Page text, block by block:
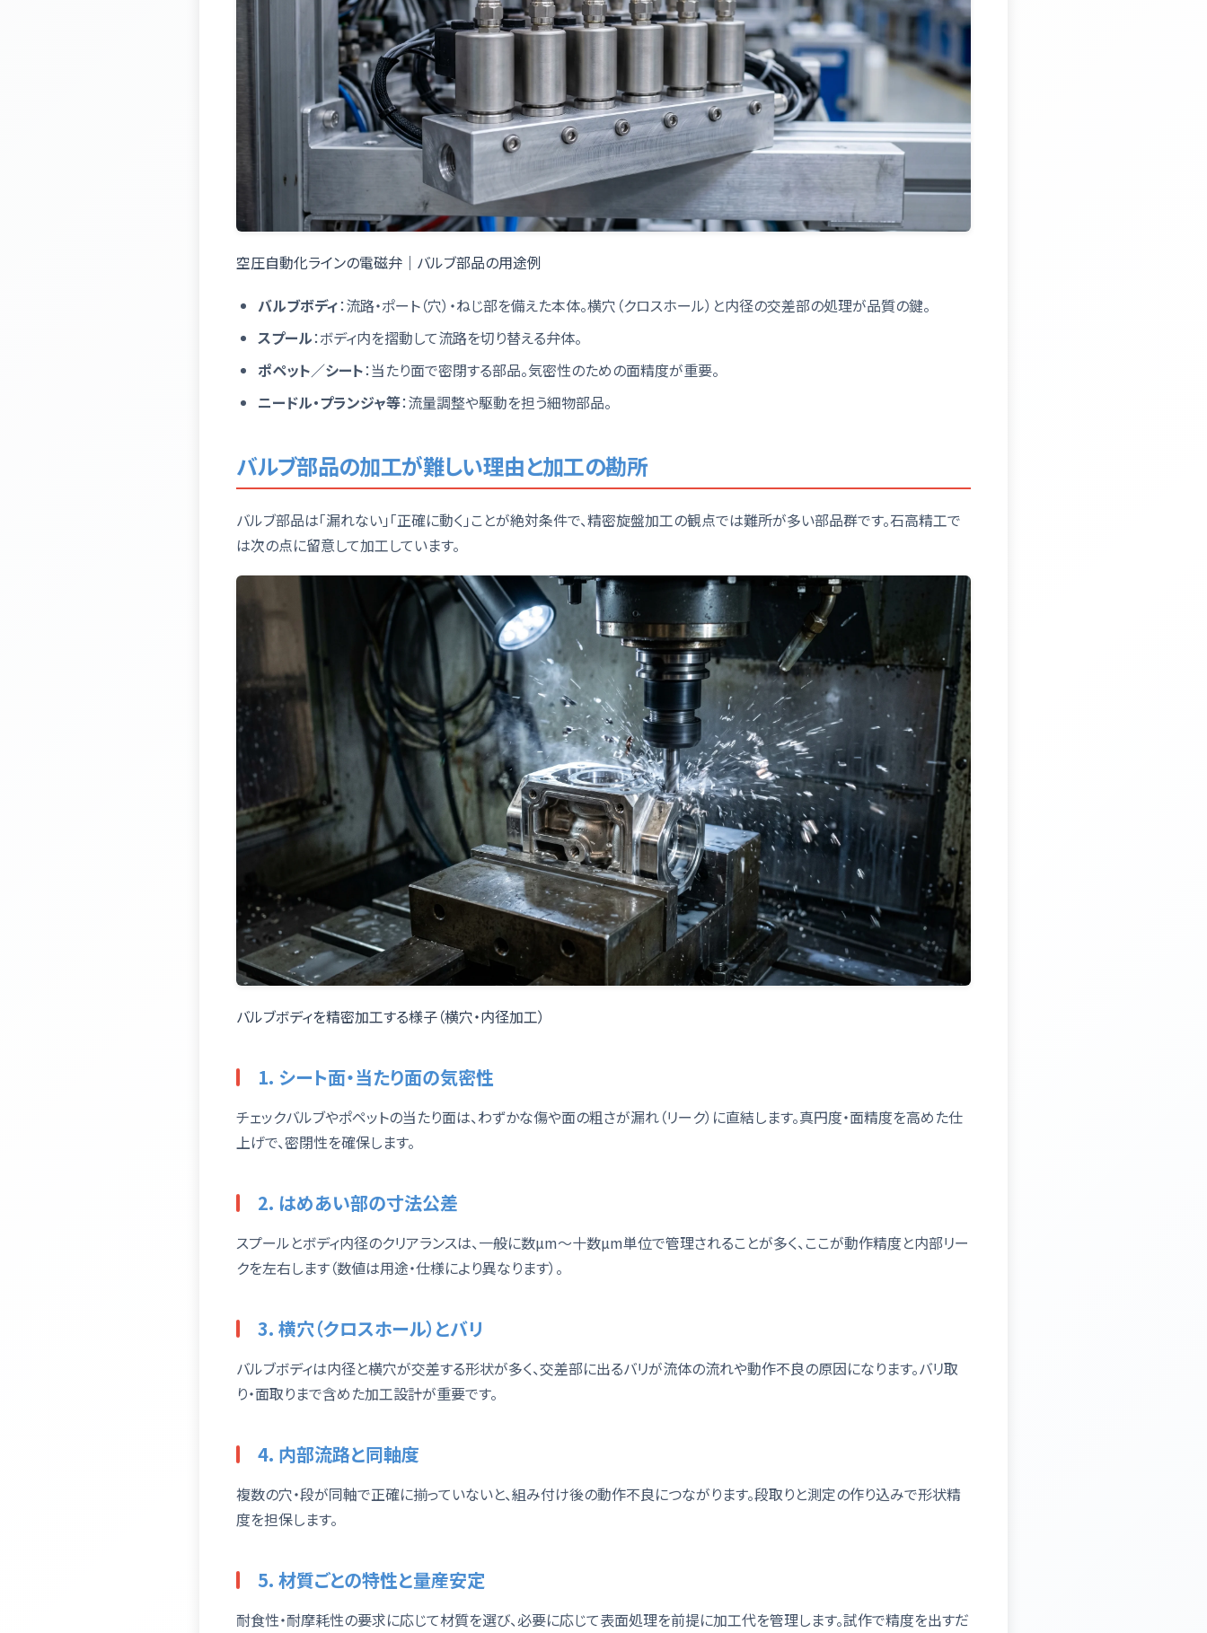
空圧自動化ラインの電磁弁｜バルブ部品の用途例
バルブボディ：流路・ポート（穴）・ねじ部を備えた本体。横穴（クロスホール）と内径の交差部の処理が品質の鍵。
スプール：ボディ内を摺動して流路を切り替える弁体。
ポペット／シート：当たり面で密閉する部品。気密性のための面精度が重要。
ニードル・プランジャ等：流量調整や駆動を担う細物部品。
バルブ部品の加工が難しい理由と加工の勘所
バルブ部品は「漏れない」「正確に動く」ことが絶対条件で、精密旋盤加工の観点では難所が多い部品群です。石高精工で
は次の点に留意して加工しています。
バルブボディを精密加工する様子（横穴・内径加工）
1. シート面・当たり面の気密性
チェックバルブやポペットの当たり面は、わずかな傷や面の粗さが漏れ（リーク）に直結します。真円度・面精度を高めた仕
上げで、密閉性を確保します。
2. はめあい部の寸法公差
スプールとボディ内径のクリアランスは、一般に数µm〜十数µm単位で管理されることが多く、ここが動作精度と内部リー
クを左右します（数値は用途・仕様により異なります）。
3. 横穴（クロスホール）とバリ
バルブボディは内径と横穴が交差する形状が多く、交差部に出るバリが流体の流れや動作不良の原因になります。バリ取
り・面取りまで含めた加工設計が重要です。
4. 内部流路と同軸度
複数の穴・段が同軸で正確に揃っていないと、組み付け後の動作不良につながります。段取りと測定の作り込みで形状精
度を担保します。
5. 材質ごとの特性と量産安定
耐食性・耐摩耗性の要求に応じて材質を選び、必要に応じて表面処理を前提に加工代を管理します。試作で精度を出すだ